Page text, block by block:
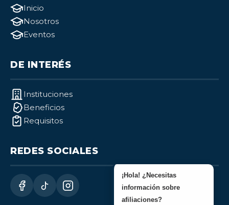
Inicio
Nosotros
Eventos
DE INTERÉS
Instituciones
Beneficios
Requisitos
REDES SOCIALES
¡Hola! ¿Necesitas
información sobre
afiliaciones?